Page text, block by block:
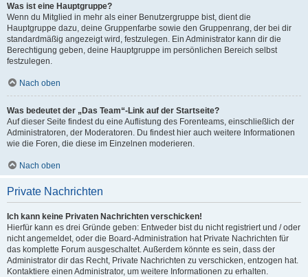
Was ist eine Hauptgruppe?
Wenn du Mitglied in mehr als einer Benutzergruppe bist, dient die
Hauptgruppe dazu, deine Gruppenfarbe sowie den Gruppenrang, der bei dir
standardmäßig angezeigt wird, festzulegen. Ein Administrator kann dir die
Berechtigung geben, deine Hauptgruppe im persönlichen Bereich selbst
festzulegen.
Nach oben
Was bedeutet der „Das Team“-Link auf der Startseite?
Auf dieser Seite findest du eine Auflistung des Forenteams, einschließlich der
Administratoren, der Moderatoren. Du findest hier auch weitere Informationen
wie die Foren, die diese im Einzelnen moderieren.
Nach oben
Private Nachrichten
Ich kann keine Privaten Nachrichten verschicken!
Hierfür kann es drei Gründe geben: Entweder bist du nicht registriert und / oder
nicht angemeldet, oder die Board-Administration hat Private Nachrichten für
das komplette Forum ausgeschaltet. Außerdem könnte es sein, dass der
Administrator dir das Recht, Private Nachrichten zu verschicken, entzogen hat.
Kontaktiere einen Administrator, um weitere Informationen zu erhalten.